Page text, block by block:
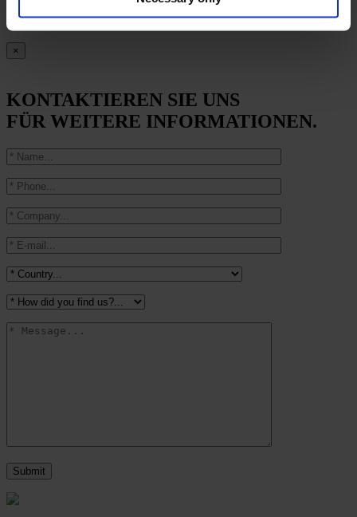
×
KONTAKTIEREN SIE UNS
FÜR WEITERE INFORMATIONEN.